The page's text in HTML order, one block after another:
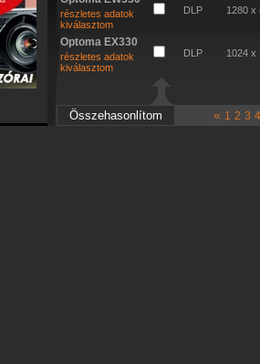
részletes adatok
kiválasztom
DLP 1280 x
Optoma EX330
részletes adatok
kiválasztom
DLP 1024 x
« 1 2 3 4